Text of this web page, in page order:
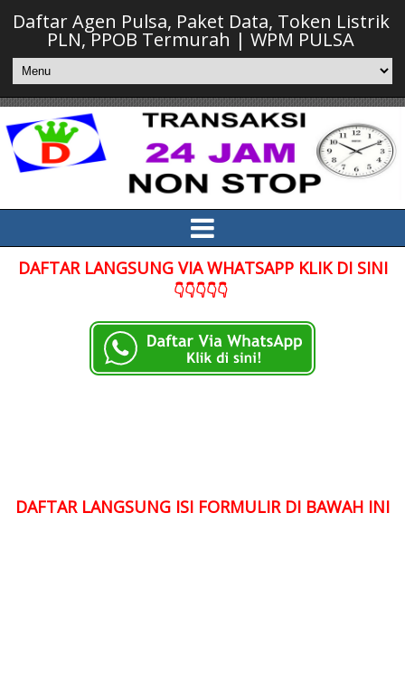
Daftar Agen Pulsa, Paket Data, Token Listrik
PLN, PPOB Termurah | WPM PULSA
DAFTAR LANGSUNG VIA WHATSAPP KLIK DI SINI
👇👇👇👇👇
DAFTAR LANGSUNG ISI FORMULIR DI BAWAH INI